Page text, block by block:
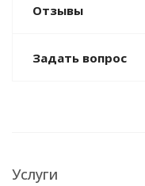
Отзывы
Задать вопрос
Услуги